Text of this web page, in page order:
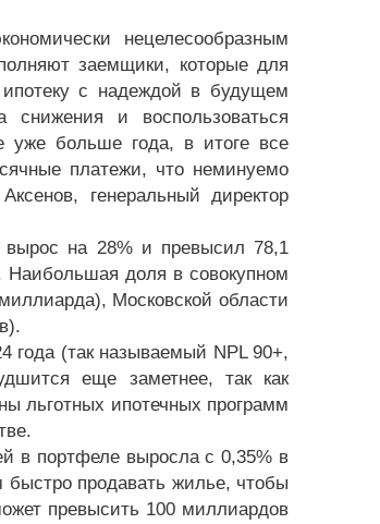
нецелесообразным
заемщики, которые для
с надеждой в будущем
и воспользоваться
уже больше года, в итоге все
платежи, что неминуемо
генеральный директор
вырос на 28% и превысил 78,1
доля в совокупном
Московской области
года (так называемый NPL 90+,
еще заметнее, так как
льготных ипотечных программ
в портфеле выросла с 0,35% в
быстро продавать жилье, чтобы
превысить 100 миллиардов